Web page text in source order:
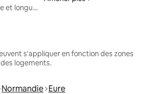
Locations moyenne et longue durée
s'appliquer en fonction des zones
logements.
Normandie Eure